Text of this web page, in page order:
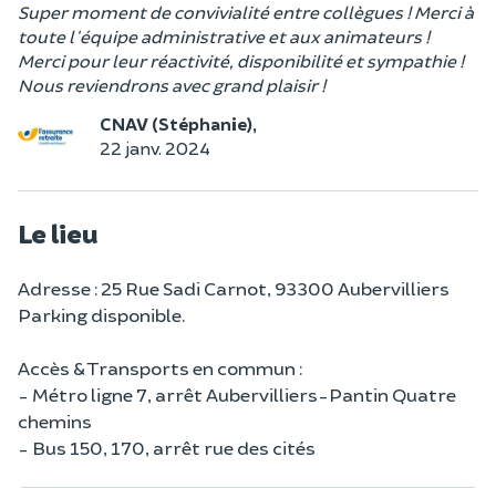
Super moment de convivialité entre collègues ! Merci à
toute l'équipe administrative et aux animateurs !
Merci pour leur réactivité, disponibilité et sympathie !
Nous reviendrons avec grand plaisir !
CNAV (Stéphanie),
22 janv. 2024
Le lieu
Adresse : 25 Rue Sadi Carnot, 93300 Aubervilliers
Parking disponible.
Accès & Transports en commun :
- Métro ligne 7, arrêt Aubervilliers-Pantin Quatre
chemins
- Bus 150, 170, arrêt rue des cités